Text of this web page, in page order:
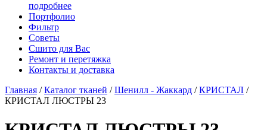
подробнее
Портфолио
Фильтр
Советы
Сшито для Вас
Ремонт и перетяжка
Контакты и доставка
Главная / Каталог тканей / Шенилл - Жаккард / КРИСТАЛ /
КРИСТАЛ ЛЮСТРЫ 23